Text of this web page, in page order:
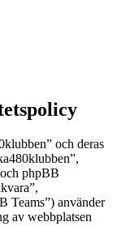
och deras
phpBB
Teams”) använder
av webbplatsen